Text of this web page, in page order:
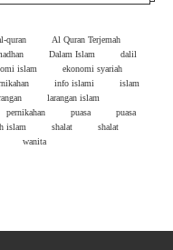
quran
Al Quran Terjemah
Dalam Islam
dalil
islam
ekonomi syariah
info islami
islam
larangan islam
pernikahan puasa
puasa
islam shalat
shalat
wanita